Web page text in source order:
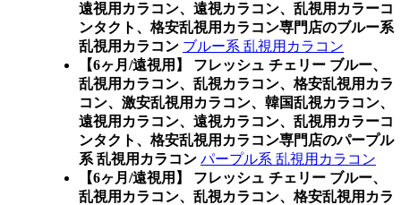
遠視用カラコン、遠視カラコン、乱視用カラーコ
ンタクト、格安乱視用カラコン専門店のブルー系
乱視用カラコン ブルー系 乱視用カラコン
【6ヶ月/遠視用】 フレッシュ チェリー ブルー、
乱視用カラコン、乱視カラコン、格安乱視用カラ
コン、激安乱視用カラコン、韓国乱視カラコン、
遠視用カラコン、遠視カラコン、乱視用カラーコ
ンタクト、格安乱視用カラコン専門店のパープル
系 乱視用カラコン パープル系 乱視用カラコン
【6ヶ月/遠視用】 フレッシュ チェリー ブルー、
乱視用カラコン、乱視カラコン、格安乱視用カラ